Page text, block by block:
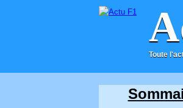
Toute
ACCUEIL CONTACT